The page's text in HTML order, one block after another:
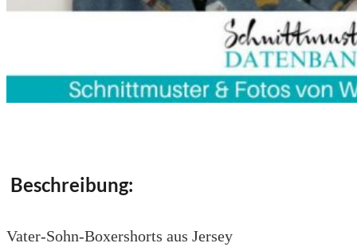
Beschreibung:
Vater-Sohn-Boxershorts aus Jersey